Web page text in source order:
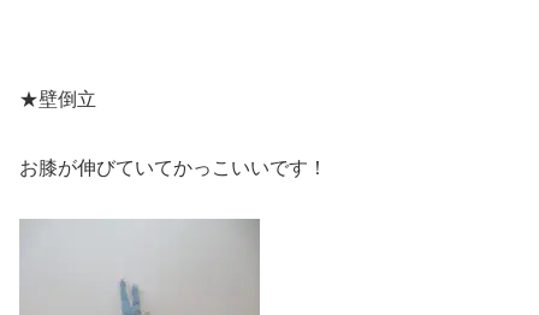
★壁倒立
お膝が伸びていてかっこいいです！